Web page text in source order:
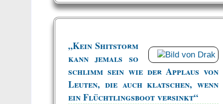
„Kein Shitstorm
kann jemals so
schlimm sein wie der Applaus von
Leuten, die auch klatschen, wenn
ein Flüchtlingsboot versinkt“